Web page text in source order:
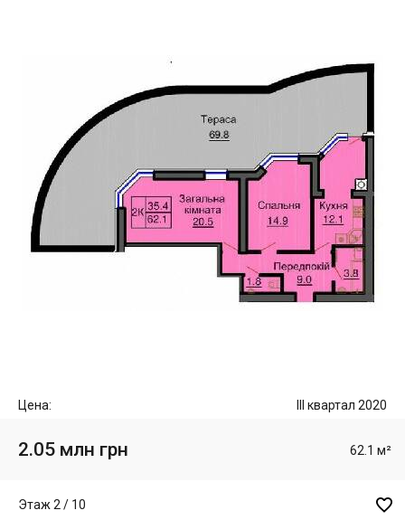
Цена: III квартал 2020
2.05 млн грн 62.1 м²
Этаж 2 / 10 